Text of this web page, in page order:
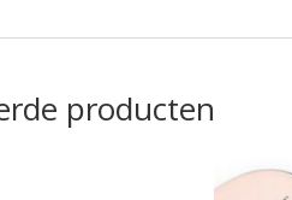
producten